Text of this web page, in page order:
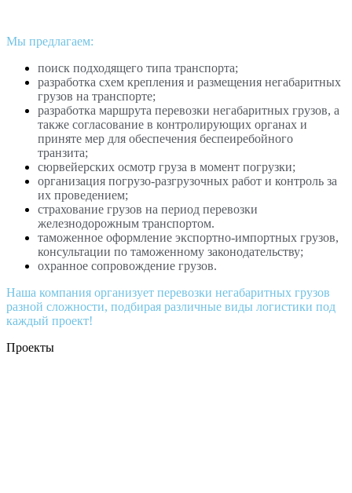
Мы предлагаем:
поиск подходящего типа транспорта;
разработка схем крепления и размещения негабаритных
грузов на транспорте;
разработка маршрута перевозки негабаритных грузов, а
также согласование в контролирующих органах и
приняте мер для обеспечения беспеиребойного
транзита;
сюрвейерских осмотр груза в момент погрузки;
организация погрузо-разгрузочных работ и контроль за
их проведением;
страхование грузов на период перевозки
железнодорожным транспортом.
таможенное оформление экспортно-импортных грузов,
консультации по таможенному законодательству;
охранное сопровождение грузов.
Наша компания организует перевозки негабаритных грузов
разной сложности, подбирая различные виды логистики под
каждый проект!
Проекты